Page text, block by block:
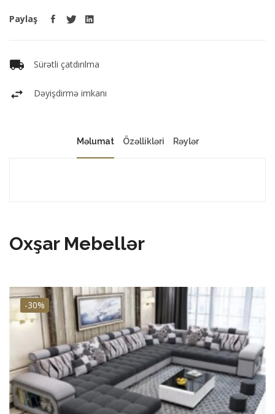
Paylaş
Sürətli çatdırılma
Dəyişdirmə imkanı
Məlumat Özəllikləri Rəylər
Oxşar Mebellər
-30%